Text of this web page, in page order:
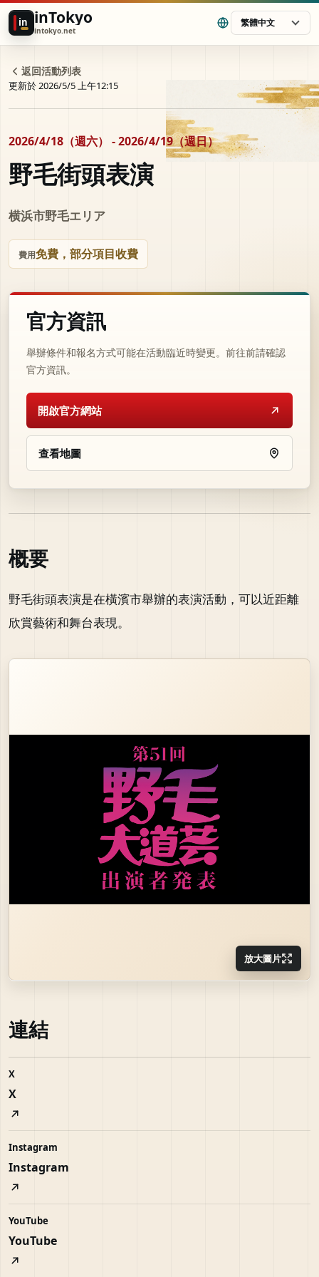
in inTokyo
intokyo.net
繁體中文
返回活動列表
更新於 2026/5/5 上午12:15
2026/4/18（週六） - 2026/4/19（週日）
野毛街頭表演
横浜市野毛エリア
費用免費，部分項目收費
官方資訊
舉辦條件和報名方式可能在活動臨近時變更。前往前請確認
官方資訊。
開啟官方網站
查看地圖
概要
野毛街頭表演是在橫濱市舉辦的表演活動，可以近距離
欣賞藝術和舞台表現。
放大圖片
連結
X
X
Instagram
Instagram
YouTube
YouTube